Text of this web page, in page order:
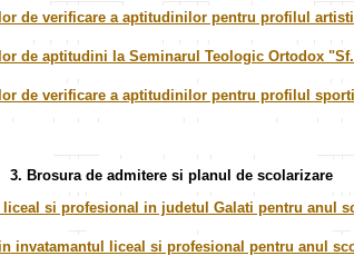
de verificare a aptitudinilor pentru profilul
de aptitudini la Seminarul Teologic Ortodox
de verificare a aptitudinilor pentru profilul
3. Brosurade admitere si planul de scolarizare
si profesional in judetul Galati pentru anul
invatamantul liceal si profesional pentru anul